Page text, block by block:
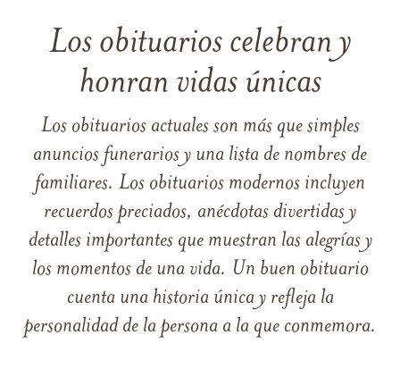
Los obituarios celebran y
honran vidas únicas
Los obituarios actuales son más que simples
anuncios funerarios y una lista de nombres de
familiares. Los obituarios modernos incluyen
recuerdos preciados, anécdotas divertidas y
detalles importantes que muestran las alegrías y
los momentos de una vida. Un buen obituario
cuenta una historia única y refleja la
personalidad de la persona a la que conmemora.